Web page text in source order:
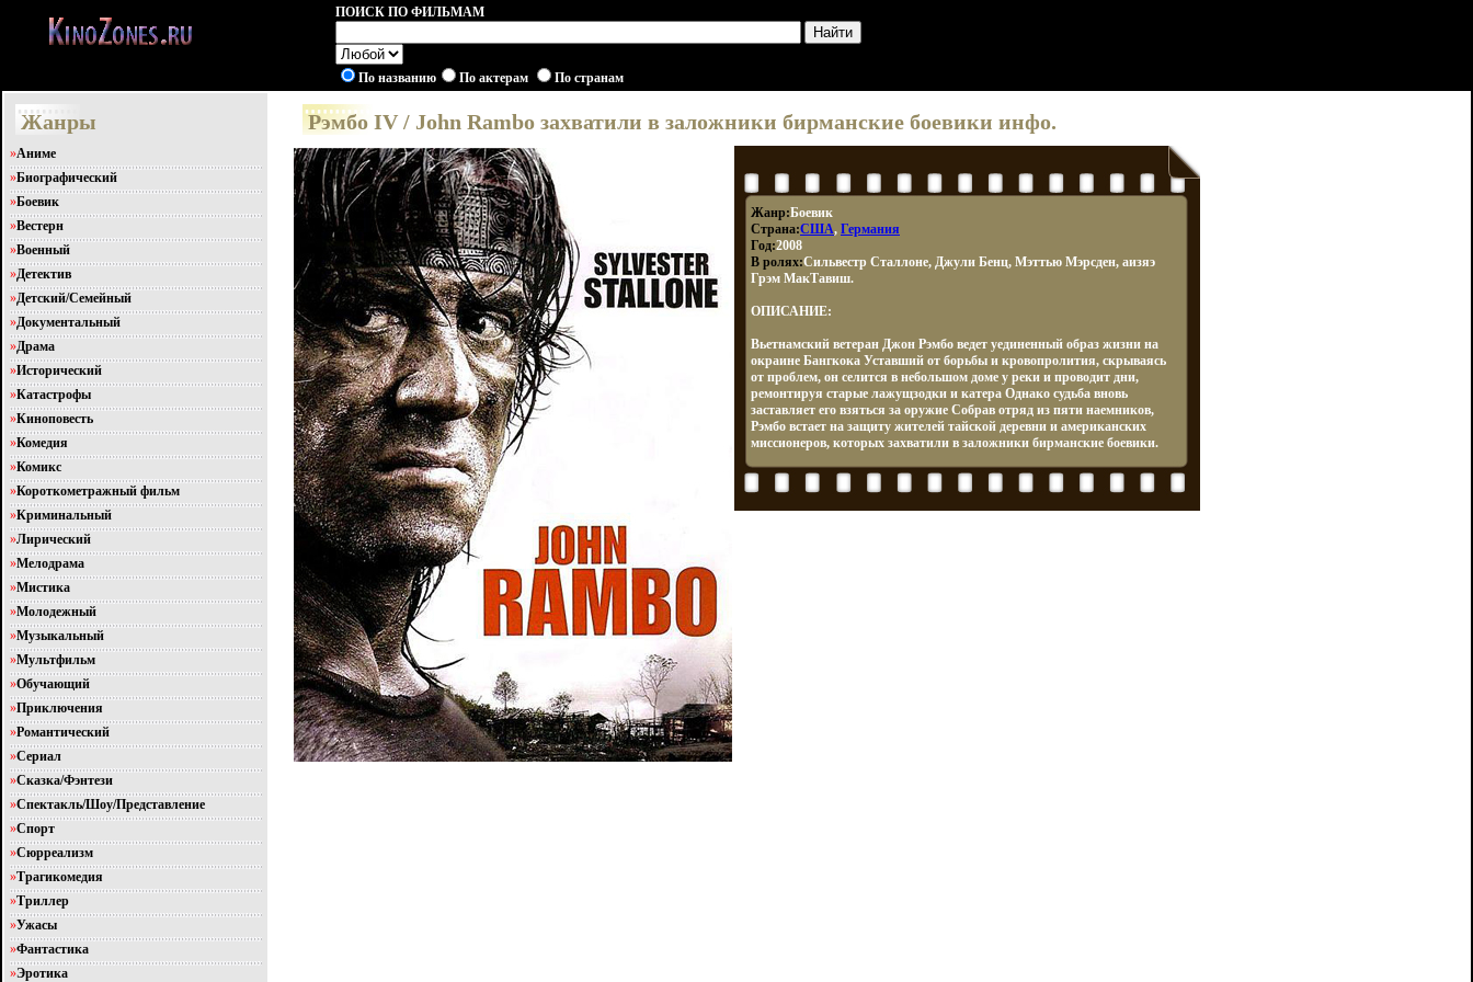
ПОИСК ПО ФИЛЬМАМ
По названию По актерам По странам
Жанры
»Аниме
»Биографический
»Боевик
»Вестерн
»Военный
»Детектив
»Детский/Семейный
»Документальный
»Драма
»Исторический
»Катастрофы
»Киноповесть
»Комедия
»Комикс
»Короткометражный фильм
»Криминальный
»Лирический
»Мелодрама
»Мистика
»Молодежный
»Музыкальный
»Мультфильм
»Обучающий
»Приключения
»Романтический
»Сериал
»Сказка/Фэнтези
»Спектакль/Шоу/Представление
»Спорт
»Сюрреализм
»Трагикомедия
»Триллер
»Ужасы
»Фантастика
»Эротика
Рэмбо IV / John Rambo захватили в заложники бирманские боевики инфо.
Жанр:Боевик
Страна:США, Германия
Год:2008
В ролях:Сильвестр Сталлоне, Джули Бенц, Мэттью Мэрсден, аизяэ
Грэм МакТавиш.
ОПИСАНИЕ:
Вьетнамский ветеран Джон Рэмбо ведет уединенный образ жизни на
окраине Бангкока Уставший от борьбы и кровопролития, скрываясь
от проблем, он селится в небольшом доме у реки и проводит дни,
ремонтируя старые лажущзодки и катера Однако судьба вновь
заставляет его взяться за оружие Собрав отряд из пяти наемников,
Рэмбо встает на защиту жителей тайской деревни и американских
миссионеров, которых захватили в заложники бирманские боевики.